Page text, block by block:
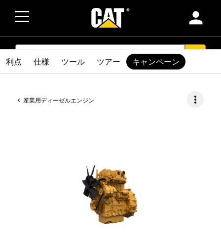
person
SEARCH
産業用ディーゼルエンジン more_vert
利点 仕様 ツール ツアー キャンペーン